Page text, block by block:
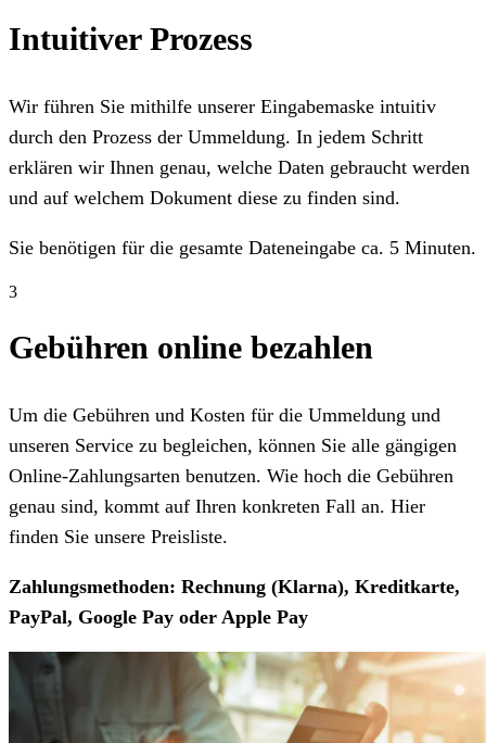
Intuitiver Prozess
Wir führen Sie mithilfe unserer Eingabemaske intuitiv
durch den Prozess der Ummeldung. In jedem Schritt
erklären wir Ihnen genau, welche Daten gebraucht werden
und auf welchem Dokument diese zu finden sind.
Sie benötigen für die gesamte Dateneingabe ca. 5 Minuten.
3
Gebühren online bezahlen
Um die Gebühren und Kosten für die Ummeldung und
unseren Service zu begleichen, können Sie alle gängigen
Online-Zahlungsarten benutzen. Wie hoch die Gebühren
genau sind, kommt auf Ihren konkreten Fall an. Hier
finden Sie unsere Preisliste.
Zahlungsmethoden: Rechnung (Klarna), Kreditkarte,
PayPal, Google Pay oder Apple Pay